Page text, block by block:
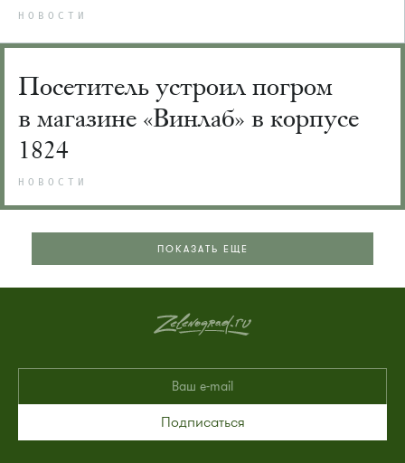
НОВОСТИ
Посетитель устроил погром
в магазине «Винлаб» в корпусе
1824
НОВОСТИ
ПОКАЗАТЬ ЕЩЕ
Подписаться